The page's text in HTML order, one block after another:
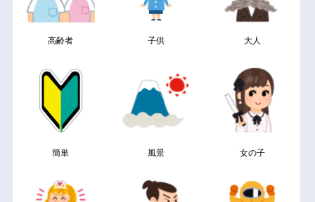
高齢者 子供 大人
簡単 風景 女の子